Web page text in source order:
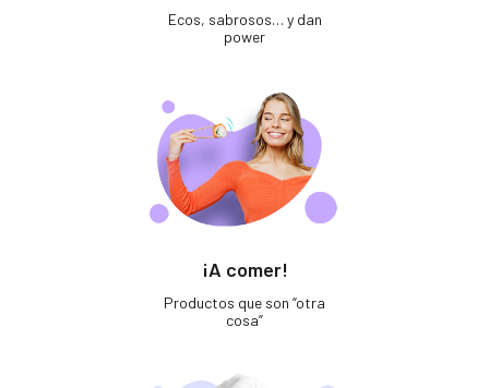
Ecos, sabrosos… y dan
power
¡A comer!
Productos que son “otra
cosa”